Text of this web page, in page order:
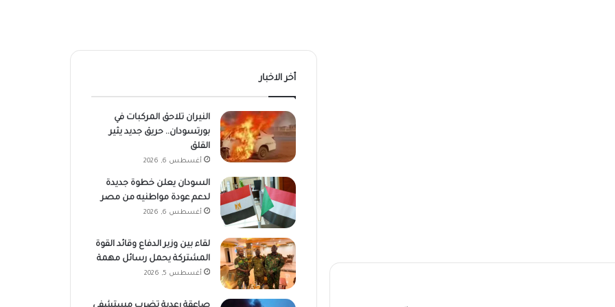
أخر الاخبار
النيران تلاحق المركبات في
بورتسودان.. حريق جديد يثير
القلق
أغسطس 6, 2026
السودان يعلن خطوة جديدة
لدعم عودة مواطنيه من مصر
أغسطس 6, 2026
لقاء بين وزير الدفاع وقائد القوة
المشتركة يحمل رسائل مهمة
أغسطس 5, 2026